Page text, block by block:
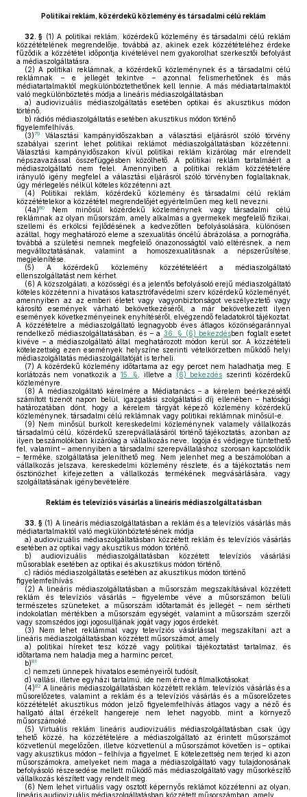
Politikai reklám, közérdekű közlemény és társadalmi célú reklám
32. § (1) A politikai reklám, közérdekű közlemény és társadalmi célú reklám
közzétételének megrendelője, továbbá az, akinek ezek közzétételéhez érdeke
fűződik a közzététel időpontja kivételével nem gyakorolhat szerkesztői befolyást
a médiaszolgáltatásra.
(2) A politikai reklámnak, a közérdekű közleménynek és a társadalmi célú
reklámnak – e jellegét tekintve – azonnal felismerhetőnek és más
médiatartalmaktól megkülönböztethetőnek kell lennie. A más médiatartalmaktól
való megkülönböztetés módja a lineáris médiaszolgáltatásban
a) audiovizuális médiaszolgáltatás esetében optikai és akusztikus módon
történő,
b) rádiós médiaszolgáltatás esetében akusztikus módon történő
figyelemfelhívás.
(3)79
Választási kampányidőszakban a választási eljárásról szóló törvény
szabályai szerint lehet politikai reklámot médiaszolgáltatásban közzétenni.
Választási kampányidőszakon kívül politikai reklám kizárólag már elrendelt
népszavazással összefüggésben közölhető. A politikai reklám tartalmáért a
médiaszolgáltató nem felel. Amennyiben a politikai reklám közzétételére
irányuló igény megfelel a választási eljárásról szóló törvényben foglaltaknak,
úgy mérlegelés nélkül köteles közzétenni azt.
(4) Politikai reklám, közérdekű közlemény és társadalmi célú reklám
közzétételekor a közzététel megrendelőjét egyértelműen meg kell nevezni.
(4a)80
Nem minősül közérdekű közleménynek vagy társadalmi célú
reklámnak az olyan műsorszám, amely alkalmas a gyermekek megfelelő fizikai,
szellemi és erkölcsi fejlődésének a kedvezőtlen befolyásolására, különösen
azáltal, hogy meghatározó eleme a szexualitás öncélú ábrázolása, a pornográfia,
továbbá a születési nemnek megfelelő önazonosságtól való eltérésnek, a nem
megváltoztatásának, valamint a homoszexualitásnak a népszerűsítése,
megjelenítése.
(5) A közérdekű közlemény közzétételéért a médiaszolgáltató
ellenszolgáltatást nem kérhet.
(6) A közszolgálati, a közösségi és a jelentős befolyásoló erejű médiaszolgáltató
köteles közzétenni a hivatásos katasztrófavédelmi szerv közérdekű közleményét,
amennyiben az az emberi életet vagy vagyonbiztonságot veszélyeztető vagy
károsító események várható bekövetkezéséről, a már bekövetkezett ilyen
események következményeinek enyhítéséről, elvégzendő feladatokról tájékoztat.
A közzétételre a médiaszolgáltató legnagyobb éves átlagos közönségaránnyal
rendelkező médiaszolgáltatásában, és – a 36. § (6) bekezdésben foglalt esetet
kivéve – a médiaszolgáltató által meghatározott módon kerül sor. A közzétételi
kötelezettség ezen események helyszíne szerinti vételkörzetben működő helyi
médiaszolgáltatás médiaszolgáltatóját is terheli.
(7) A közérdekű közlemény időtartama az egy percet nem haladhatja meg. E
korlátozás nem vonatkozik a 15. § , illetve a (6) bekezdés szerinti közérdekű
közleményre.
(8) A médiaszolgáltató kérelmére a Médiatanács – a kérelem beérkezésétől
számított tizenöt napon belül, igazgatási szolgáltatási díj ellenében – hatósági
határozatában dönt, hogy a kérelem tárgyát képező közlemény közérdekű
közleménynek, társadalmi célú reklámnak vagy politikai reklámnak minősül-e.
(9) Nem minősül burkolt kereskedelmi közleménynek valamely vállalkozás
társadalmú célú, közérdekű szerepvállalásáról történő tájékoztatás, azonban az
ilyen beszámolókban kizárólag a vállalkozás neve, logója és védjegye tüntethető
fel, valamint – amennyiben a társadalmi szerepvállaláshoz szorosan kapcsolódik
– terméke, szolgáltatása jeleníthető meg. Nem jelenhet meg a beszámolóban a
vállalkozás jelszava, kereskedelmi közlemény részlete, és a tájékoztatás nem
ösztönözhet kifejezetten a vállalkozás termékének megvásárlására, vagy
szolgáltatásának igénybevételére.
Reklám és televíziós vásárlás a lineáris médiaszolgáltatásban
33. § (1) A lineáris médiaszolgáltatásban a reklám és a televíziós vásárlás más
médiatartalmaktól való megkülönböztetésének módja
a) audiovizuális médiaszolgáltatásban közzétett reklám és televíziós vásárlás
esetében az optikai vagy akusztikus módon történő,
b) audiovizuális médiaszolgáltatásban közzétett televíziós vásárlási
műsorablak esetében az optikai és akusztikus módon történő,
c) rádiós médiaszolgáltatás esetében az akusztikus módon történő
figyelemfelhívás.
(2) A lineáris médiaszolgáltatásban a műsorszám megszakításával közzétett
reklám és televíziós vásárlás – figyelembe véve a műsorszámon belüli
természetes szüneteket, a műsorszám időtartamát és jellegét – nem sértheti
indokolatlan mértékben a műsorszám egységét, valamint a műsorszám szerzői
vagy szomszédos jogi jogosultjának jogát vagy jogos érdekét.
(3) Nem lehet reklámmal vagy televíziós vásárlással megszakítani azt a
lineáris médiaszolgáltatásban közzétett műsorszámot, amely
a) politikai híreket tesz közzé vagy politikai tájékoztatást tartalmaz, és
időtartama nem haladja meg a harminc percet,
b)81
c) nemzeti ünnepek hivatalos eseményeiről tudósít,
d) vallási, illetve egyházi tartalmú, ide nem értve a filmalkotásokat.
(4)82 A lineáris médiaszolgáltatásban közzétett reklám, televíziós vásárlás és a
műsorelőzetes, valamint a reklám és a televíziós vásárlás és a műsorelőzetes
közzétételét akusztikus módon jelző figyelemfelhívás átlagos vagy a néző és
hallgató által érzékelt hangereje nem lehet nagyobb, mint a környező
műsorszámoké.
(5) Virtuális reklám lineáris audiovizuális médiaszolgáltatásban csak úgy
tehető közzé, ha közzétételére a médiaszolgáltató az érintett műsorszámot
közvetlenül megelőzően, illetve közvetlenül a műsorszámot követően is – optikai
vagy akusztikus módon – felhívja a figyelmet. E kötelezettség nem terjed ki azon
műsorszámokra, amelyeket nem maga a médiaszolgáltató vagy tulajdonosának
befolyásoló részesedése mellett működő más médiaszolgáltató vagy műsorkészítő
vállalkozás készített vagy rendelt meg.
(6) Nem lehet virtuális vagy osztott képernyős reklámot közzétenni az olyan,
lineáris audiovizuális médiaszolgáltatásban közzétett műsorszámban, amely